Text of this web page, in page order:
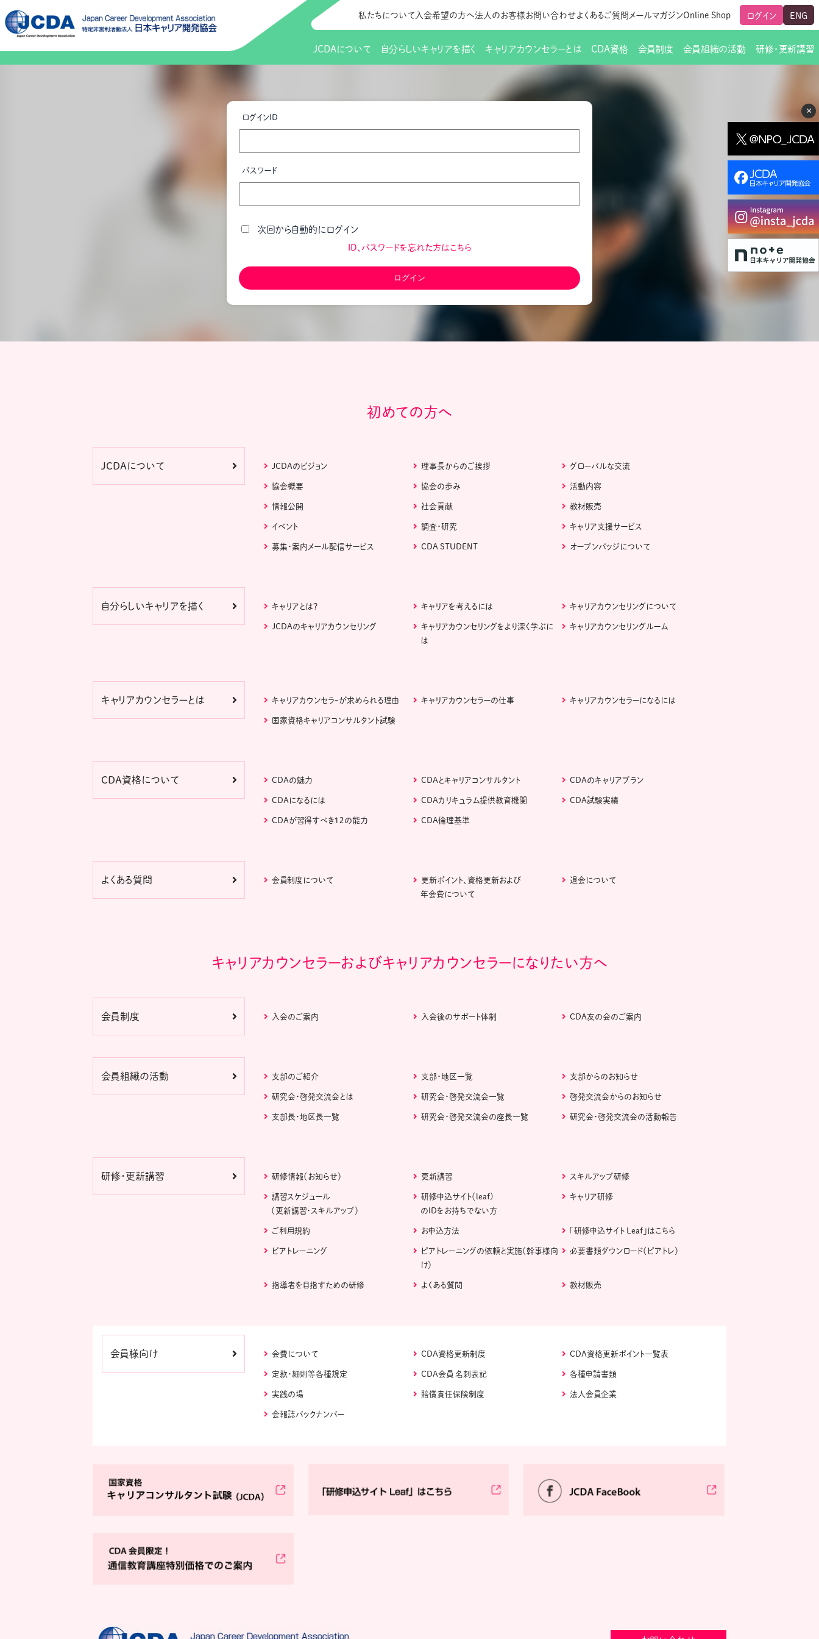
×
私たちについて 入会希望の方へ法人のお客様お問い合わせよくあるご質問 メールマガジンOnline Shop ログイン ENG
JCDAについて
理事長からのご挨拶
イベント 調査・研究 人生すごろく金の糸
キャリア支援サービス 募集・案内メール配信サービス
自分らしいキャリアを描く キャリアカウンセラーとは CDA資格 会員制度
会員向けサポート
会費について CDA資格更新制度
定款・細則等各種規定 CDA会員 名刺表記
会報誌バックナンバー
会員組織の活動
支部・地区一覧
支部長・地区長一覧 研究会・啓発交流会の座長一覧 研究会・啓発交流会の活動報告
研修・更新講習
更新講習
必要書類ダウンロード（ピアトレ）
指導者を目指すための研修
ログインID
パスワード
次回から自動的にログイン
ID、パスワードを忘れた方はこちら
初めての方へ
JCDAについて JCDAのビジョン 理事長からのご挨拶 グローバルな交流
協会概要 協会の歩み 活動内容
情報公開 社会貢献 教材販売
イベント 調査・研究 キャリア支援サービス
募集・案内メール配信サービス CDA STUDENT オープンバッジについて
自分らしいキャリアを描く キャリアとは？ キャリアを考えるには キャリアカウンセリングについて
JCDAのキャリアカウンセリング
キャリアカウンセリングをより深く学ぶに
は
キャリアカウンセリングルーム
キャリアカウンセラーとは キャリアカウンセラｰが求められる理由 キャリアカウンセラーの仕事 キャリアカウンセラーになるには
国家資格キャリアコンサルタント試験
CDA資格について CDAの魅力 CDAとキャリアコンサルタント CDAのキャリアプラン
CDAになるには CDAカリキュラム提供教育機関 CDA試験実績
CDAが習得すべき１２の能力 CDA倫理基準
よくある質問 会員制度について
更新ポイント、資格更新および
年会費について
退会について
キャリアカウンセラーおよびキャリアカウンセラーになりたい方へ
会員制度 入会のご案内 入会後のサポート体制 CDA友の会のご案内
会員組織の活動 支部のご紹介 支部・地区一覧 支部からのお知らせ
研究会・啓発交流会とは 研究会・啓発交流会一覧 啓発交流会からのお知らせ
支部長・地区長一覧 研究会・啓発交流会の座長一覧 研究会・啓発交流会の活動報告
研修・更新講習 研修情報（お知らせ） 更新講習 スキルアップ研修
講習スケジュール
（更新講習・スキルアップ）
研修申込サイト（leaf)
のIDをお持ちでない方
キャリア研修
ご利用規約 お申込方法 「研修申込サイト Leaf」はこちら
ピアトレーニング
ピアトレーニングの依頼と実施（幹事様向
け）
必要書類ダウンロード（ピアトレ）
指導者を目指すための研修 よくある質問 教材販売
会員様向け 会費について CDA資格更新制度 CDA資格更新ポイント一覧表
定款・細則等各種規定 CDA会員 名刺表記 各種申請書類
実践の場 賠償責任保険制度 法人会員企業
会報誌バックナンバー